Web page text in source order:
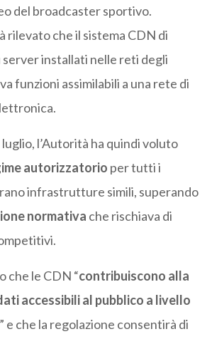
del broadcaster sportivo.
rilevato che il sistema CDN di
server installati nelle reti degli
funzioni assimilabili a una rete di
l’Autorità ha quindi voluto
autorizzatorio per tutti i
infrastrutture simili, superando
normativa che rischiava di
che le CDN “contribuiscono alla
accessibili al pubblico a livello
” e che la regolazione consentirà di